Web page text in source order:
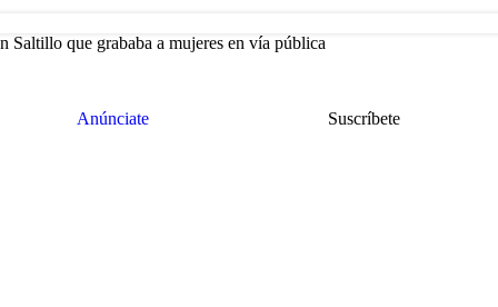
Saltillo que grababa a mujeres en vía pública
Anúnciate Suscríbete